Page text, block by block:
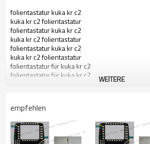
folientastatur kuka kr c2
kuka kr c2 folientastatur
folientastatur kuka kr c2
kuka kr c2 folientastatur
folientastatur kuka kr c2
kuka kr c2 folientastatur
folientastatur für kuka kr c2
folientastatur für kuka kr c2
WEITERE
empfehlen